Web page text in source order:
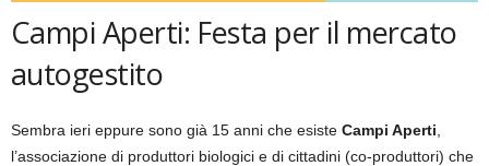
Campi Aperti: Festa per il mercato
autogestito
Sembra ieri eppure sono già 15 anni che esiste Campi Aperti
l’associazione di produttori biologici e di cittadini (co-produttori) che